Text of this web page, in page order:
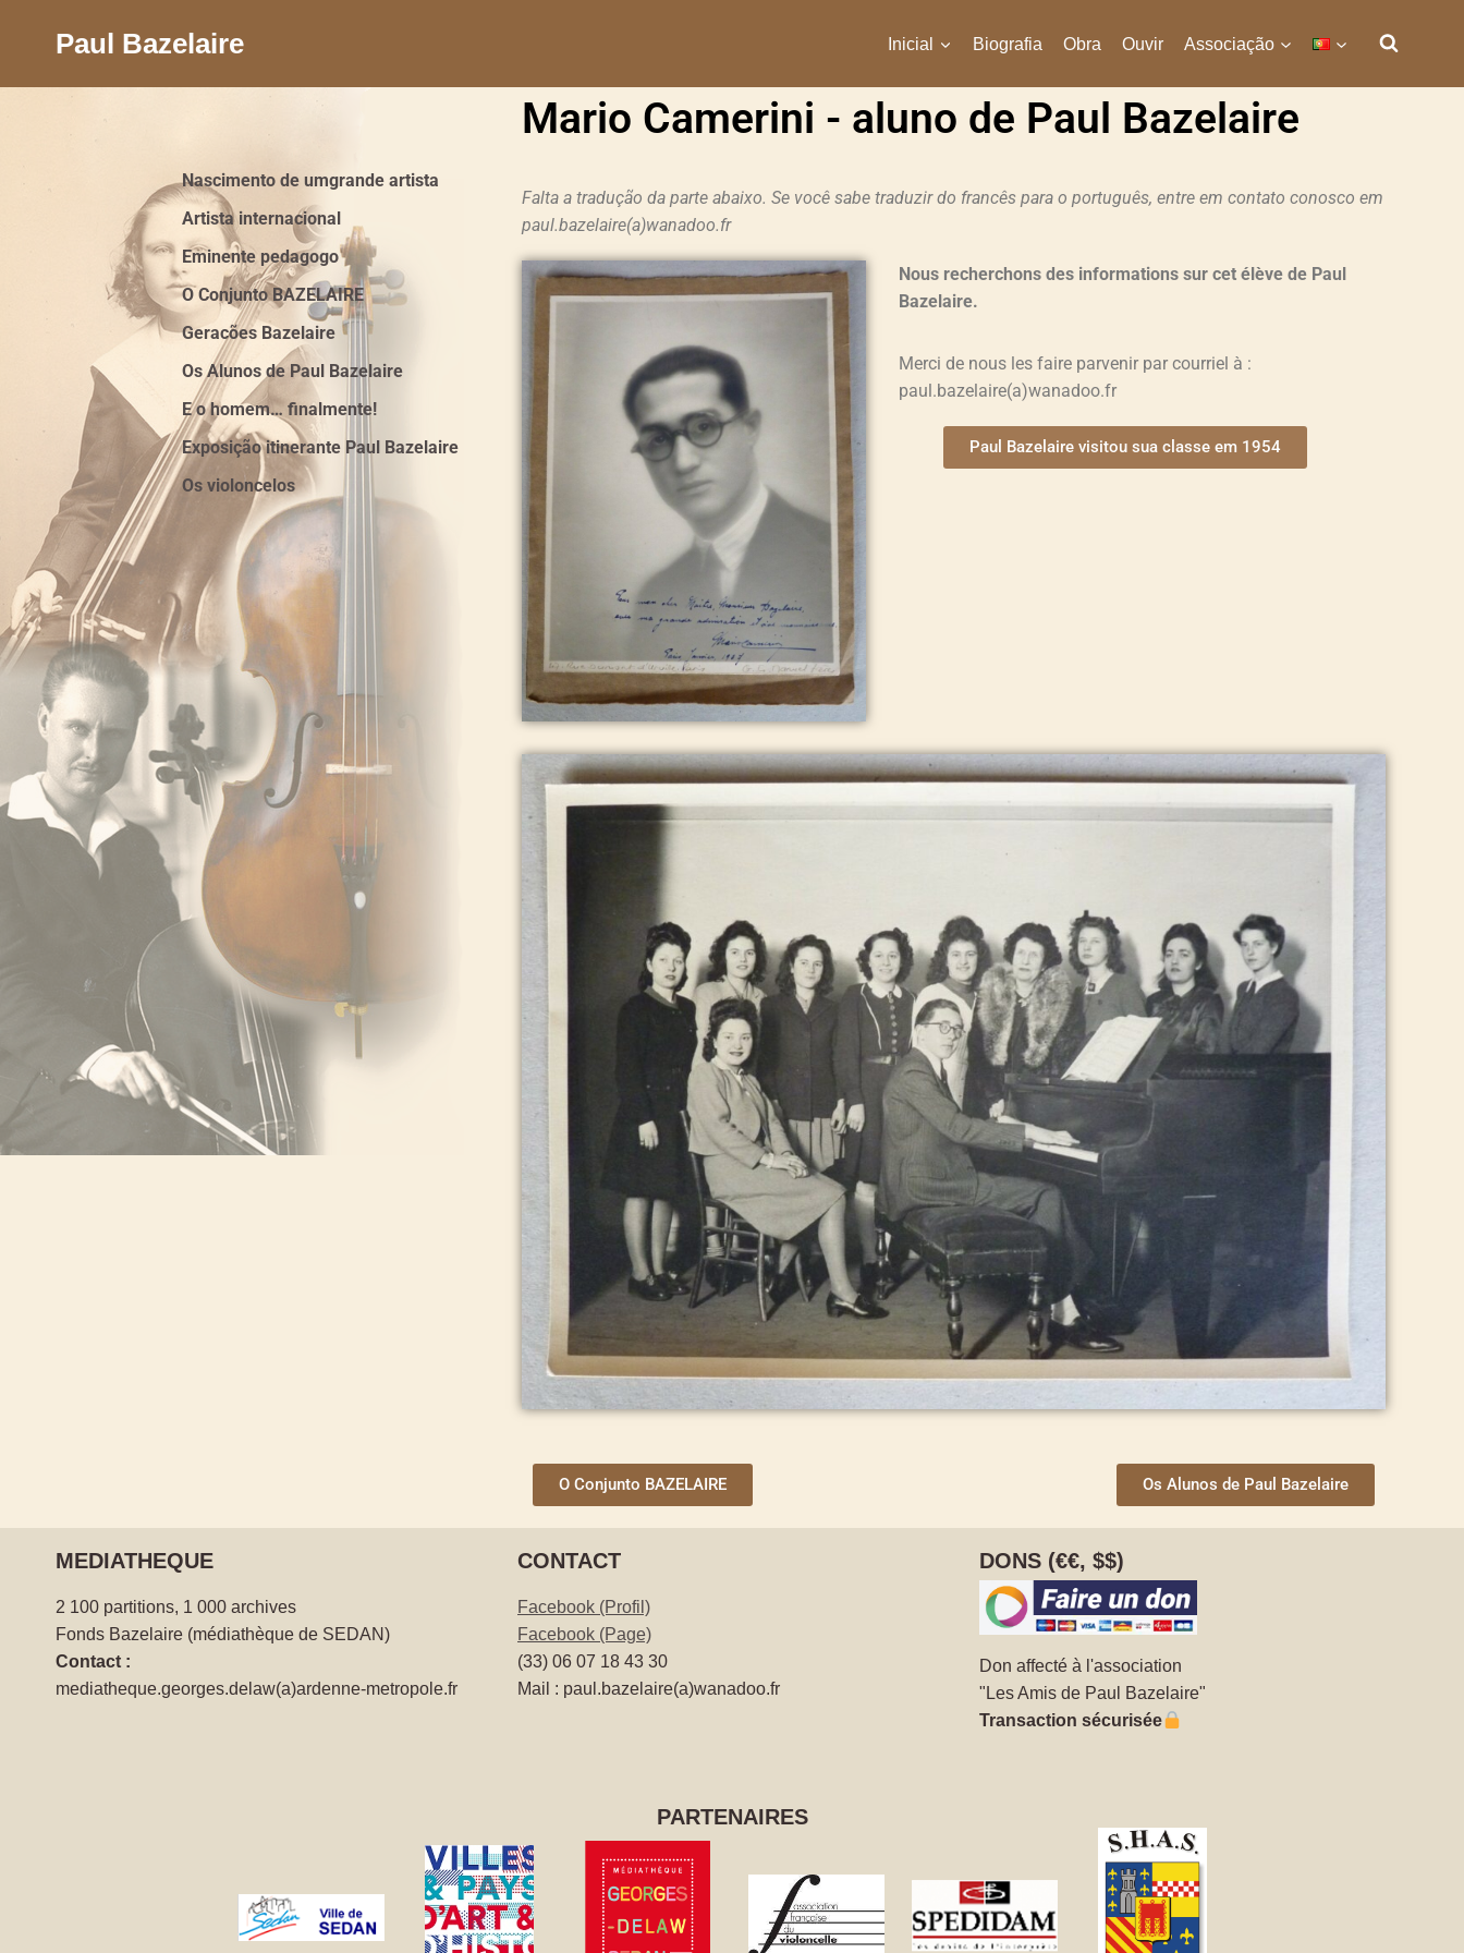
Paul Bazelaire Inicial Biografia Obra Ouvir Associação
Nascimento de umgrande artista
Artista internacional
Eminente pedagogo
O Conjunto BAZELAIRE
Geracões Bazelaire
Os Alunos de Paul Bazelaire
E o homem… finalmente!
Exposição itinerante Paul Bazelaire
Os violoncelos
Mario Camerini - aluno de Paul Bazelaire
Falta a tradução da parte abaixo. Se você sabe traduzir do francês para o português, entre em contato conosco em
paul.bazelaire(a)wanadoo.fr
Nous recherchons des informations sur cet élève de Paul
Bazelaire.
Merci de nous les faire parvenir par courriel à :
paul.bazelaire(a)wanadoo.fr
Paul Bazelaire visitou sua classe em 1954
O Conjunto BAZELAIRE Os Alunos de Paul Bazelaire
MEDIATHEQUE
2 100 partitions, 1 000 archives
Fonds Bazelaire (médiathèque de SEDAN)
Contact :
mediatheque.georges.delaw(a)ardenne-metropole.fr
CONTACT
Facebook (Profil)
Facebook (Page)
(33) 06 07 18 43 30
Mail : paul.bazelaire(a)wanadoo.fr
DONS (€€, $$)
Don affecté à l'association
"Les Amis de Paul Bazelaire"
Transaction sécurisée
PARTENAIRES